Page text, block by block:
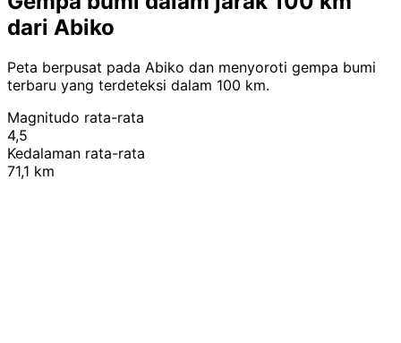
dari Abiko
Peta berpusat pada Abiko dan menyoroti gempa bumi
terbaru yang terdeteksi dalam 100 km.
Magnitudo rata-rata
4,5
Kedalaman rata-rata
71,1 km